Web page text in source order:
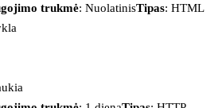
trukmė: NuolatinisTipas: HTML